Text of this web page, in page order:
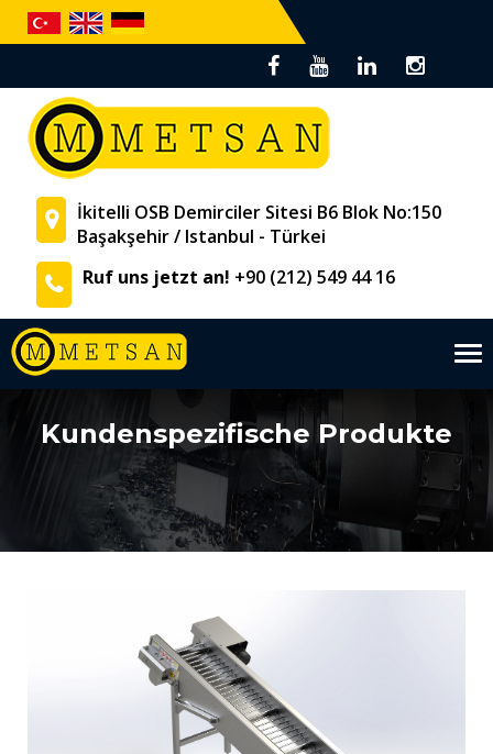
İkitelli OSB Demirciler Sitesi B6 Blok No:150
Başakşehir / Istanbul - Türkei
Ruf uns jetzt an! +90 (212) 549 44 16
Kundenspezifische Produkte